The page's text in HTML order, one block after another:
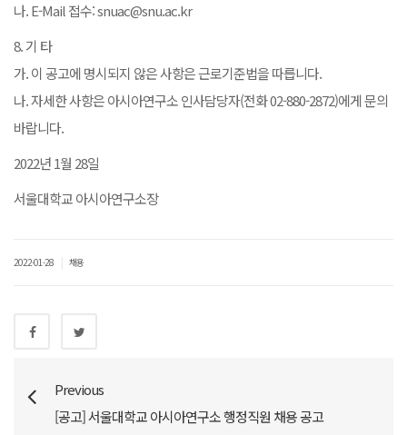
나. E-Mail 접수: snuac@snu.ac.kr
8. 기 타
가. 이 공고에 명시되지 않은 사항은 근로기준법을 따릅니다.
나. 자세한 사항은 아시아연구소 인사담당자(전화 02-880-2872)에게 문의
바랍니다.
2022년 1월 28일
서울대학교 아시아연구소장
2022-01-28 채용
Previous
[공고] 서울대학교 아시아연구소 행정직원 채용 공고